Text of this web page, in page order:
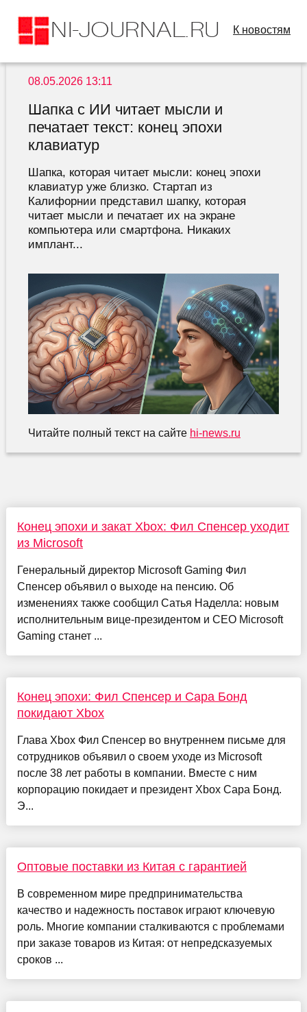
К новостям
08.05.2026 13:11
Шапка с ИИ читает мысли и
печатает текст: конец эпохи
клавиатур
Шапка, которая читает мысли: конец эпохи
клавиатур уже близко. Стартап из
Калифорнии представил шапку, которая
читает мысли и печатает их на экране
компьютера или смартфона. Никаких
имплант...
Читайте полный текст на сайте hi-news.ru
Конец эпохи и закат Xbox: Фил Спенсер уходит
из Microsoft
Генеральный директор Microsoft Gaming Фил
Спенсер объявил о выходе на пенсию. Об
изменениях также сообщил Сатья Наделла: новым
исполнительным вице-президентом и CEO Microsoft
Gaming станет ...
Конец эпохи: Фил Спенсер и Сара Бонд
покидают Xbox
Глава Xbox Фил Спенсер во внутреннем письме для
сотрудников объявил о своем уходе из Microsoft
после 38 лет работы в компании. Вместе с ним
корпорацию покидает и президент Xbox Сара Бонд.
Э...
Оптовые поставки из Китая с гарантией
В современном мире предпринимательства
качество и надежность поставок играют ключевую
роль. Многие компании сталкиваются с проблемами
при заказе товаров из Китая: от непредсказуемых
сроков ...